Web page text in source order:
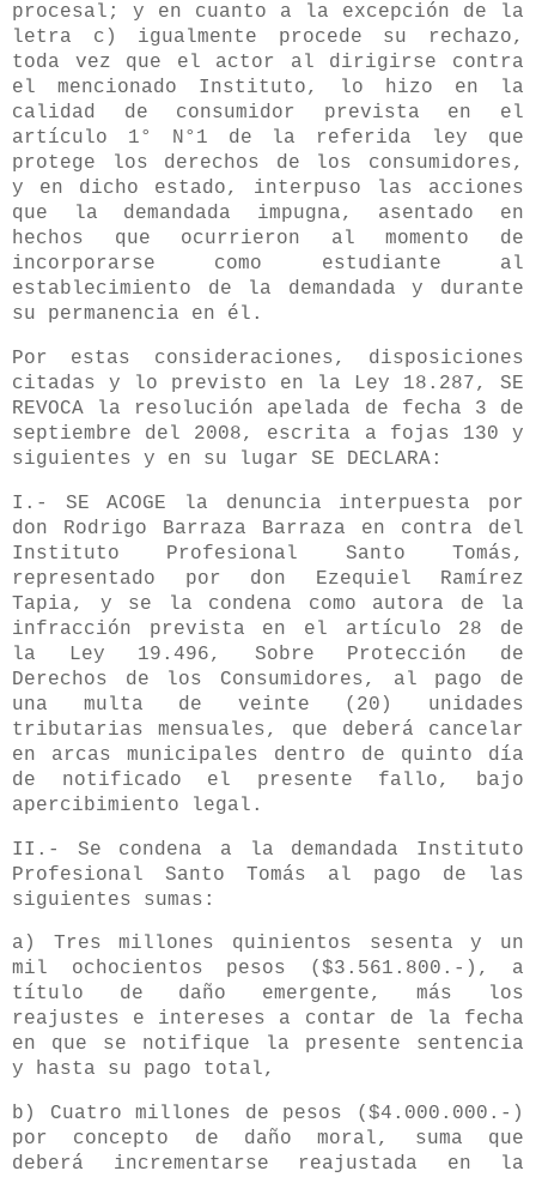
procesal; y en cuanto a la excepción de la
letra c) igualmente procede su rechazo,
toda vez que el actor al dirigirse contra
el mencionado Instituto, lo hizo en la
calidad de consumidor prevista en el
artículo 1° N°1 de la referida ley que
protege los derechos de los consumidores,
y en dicho estado, interpuso las acciones
que la demandada impugna, asentado en
hechos que ocurrieron al momento de
incorporarse como estudiante al
establecimiento de la demandada y durante
su permanencia en él.
Por estas consideraciones, disposiciones
citadas y lo previsto en la Ley 18.287, SE
REVOCA la resolución apelada de fecha 3 de
septiembre del 2008, escrita a fojas 130 y
siguientes y en su lugar SE DECLARA:
I.- SE ACOGE la denuncia interpuesta por
don Rodrigo Barraza Barraza en contra del
Instituto Profesional Santo Tomás,
representado por don Ezequiel Ramírez
Tapia, y se la condena como autora de la
infracción prevista en el artículo 28 de
la Ley 19.496, Sobre Protección de
Derechos de los Consumidores, al pago de
una multa de veinte (20) unidades
tributarias mensuales, que deberá cancelar
en arcas municipales dentro de quinto día
de notificado el presente fallo, bajo
apercibimiento legal.
II.- Se condena a la demandada Instituto
Profesional Santo Tomás al pago de las
siguientes sumas:
a) Tres millones quinientos sesenta y un
mil ochocientos pesos ($3.561.800.-), a
título de daño emergente, más los
reajustes e intereses a contar de la fecha
en que se notifique la presente sentencia
y hasta su pago total,
b) Cuatro millones de pesos ($4.000.000.-)
por concepto de daño moral, suma que
deberá incrementarse reajustada en la